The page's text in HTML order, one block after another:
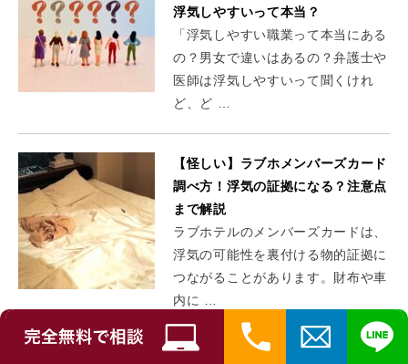
浮気しやすいって本当？
「浮気しやすい職業って本当にある
の？男女で違いはあるの？弁護士や
医師は浮気しやすいって聞くけれ
ど、ど …
【怪しい】ラブホメンバーズカード
調べ方！浮気の証拠になる？注意点
まで解説
ラブホテルのメンバーズカードは、
浮気の可能性を裏付ける物的証拠に
つながることがあります。財布や車
内に …